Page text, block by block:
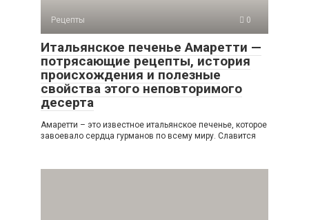
Рецепты 0
Итальянское печенье Амаретти —
потрясающие рецепты, история
происхождения и полезные
свойства этого неповторимого
десерта
Амаретти – это известное итальянское печенье, которое
завоевало сердца гурманов по всему миру. Славится